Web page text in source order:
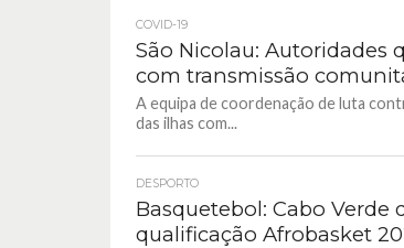
COVID-19
São Nicolau: Autoridades
com transmissão
A equipa de coordenação de luta
das ilhas com...
DESPORTO
Basquetebol: Cabo
qualificação Afrobasket